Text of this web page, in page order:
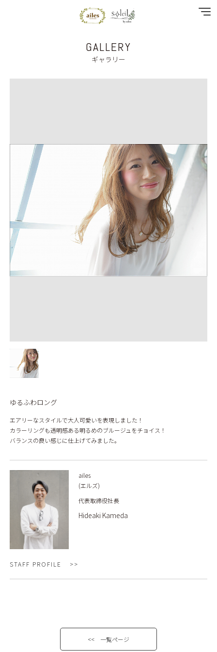
SPECIAL MENU
COUPON
GALLERY
RECRUIT
BLOG
GALLERY
ギャラリー
ゆるふわロング
エアリーなスタイルで大人可愛いを表現しました！
カラーリングも透明感ある明るめのブルージュをチョイス！
バランスの良い感じに仕上げてみました。
ailes
(エルズ)
代表取締役社長
Hideaki Kameda
STAFF PROFILE
<< 一覧ページ